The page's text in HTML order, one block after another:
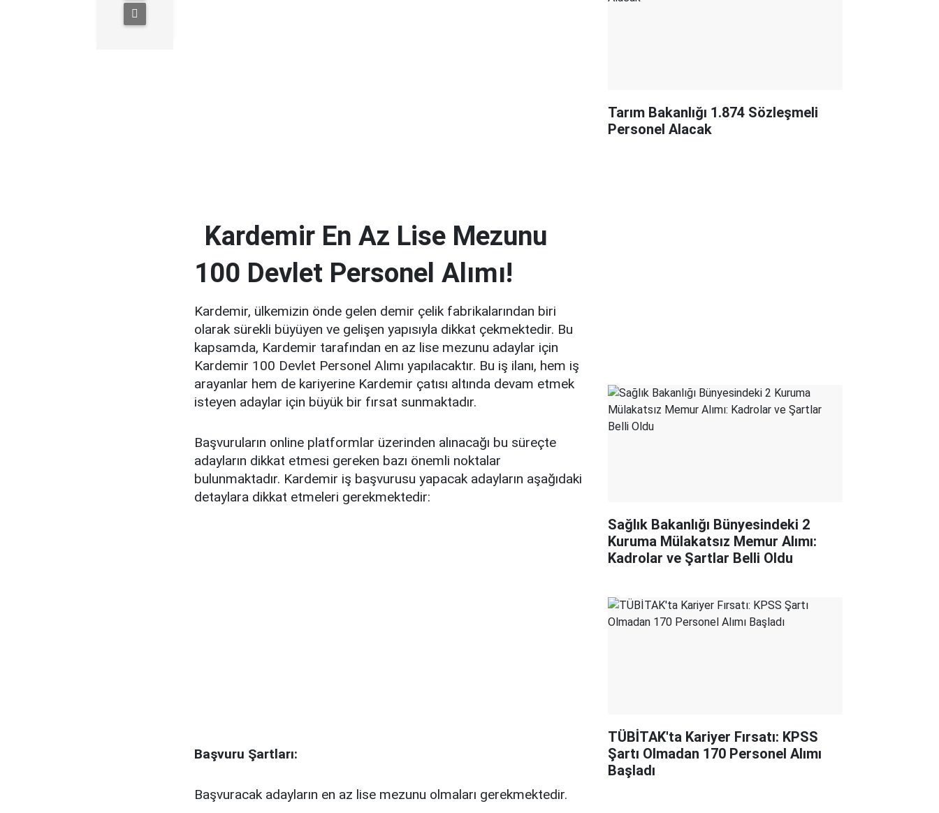
Kardemir En Az Lise Mezunu
100 Devlet Personel Alımı!
Kardemir, ülkemizin önde gelen demir çelik fabrikalarından biri
olarak sürekli büyüyen ve gelişen yapısıyla dikkat çekmektedir. Bu
kapsamda, Kardemir tarafından en az lise mezunu adaylar için
Kardemir 100 Devlet Personel Alımı yapılacaktır. Bu iş ilanı, hem iş
arayanlar hem de kariyerine Kardemir çatısı altında devam etmek
isteyen adaylar için büyük bir fırsat sunmaktadır.
Başvuruların online platformlar üzerinden alınacağı bu süreçte
adayların dikkat etmesi gereken bazı önemli noktalar
bulunmaktadır. Kardemir iş başvurusu yapacak adayların aşağıdaki
detaylara dikkat etmeleri gerekmektedir:
Başvuru Şartları:
Başvuracak adayların en az lise mezunu olmaları gerekmektedir.
Tarım Bakanlığı 1.874 Sözleşmeli
Personel Alacak
Sağlık Bakanlığı Bünyesindeki 2
Kuruma Mülakatsız Memur Alımı:
Kadrolar ve Şartlar Belli Oldu
TÜBİTAK'ta Kariyer Fırsatı: KPSS
Şartı Olmadan 170 Personel Alımı
Başladı